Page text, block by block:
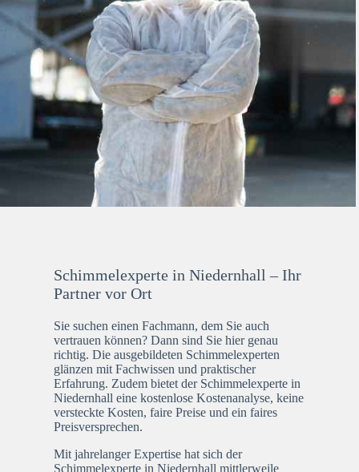
Schimmelexperte in Niedernhall – Ihr
Partner vor Ort
Sie suchen einen Fachmann, dem Sie auch
vertrauen können? Dann sind Sie hier genau
richtig. Die ausgebildeten Schimmelexperten
glänzen mit Fachwissen und praktischer
Erfahrung. Zudem bietet der Schimmelexperte in
Niedernhall eine kostenlose Kostenanalyse, keine
versteckte Kosten, faire Preise und ein faires
Preisversprechen.
Mit jahrelanger Expertise hat sich der
Schimmelexperte in Niedernhall mittlerweile